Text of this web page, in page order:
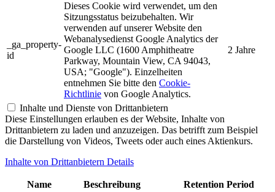
_ga_property-
id
Dieses Cookie wird verwendet, um den
Sitzungsstatus beizubehalten. Wir
verwenden auf unserer Website den
Webanalysedienst Google Analytics der
Google LLC (1600 Amphitheatre
Parkway, Mountain View, CA 94043,
USA; "Google"). Einzelheiten
entnehmen Sie bitte den Cookie-
Richtlinie von Google Analytics.
2 Jahre
Inhalte und Dienste von Drittanbietern
Diese Einstellungen erlauben es der Website, Inhalte von
Drittanbietern zu laden und anzuzeigen. Das betrifft zum Beispiel
die Darstellung von Videos, Tweets oder auch eines Aktienkurs.
Inhalte von Drittanbietern Details
Name Beschreibung Retention Period